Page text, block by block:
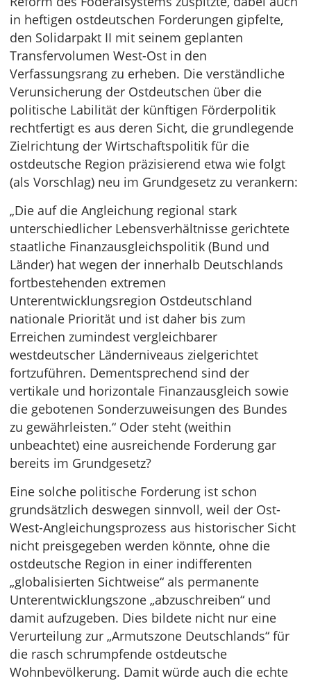
in heftigen ostdeutschen Forderungen gipfelte,
den Solidarpakt II mit seinem geplanten
Transfervolumen West-Ost in den
Verfassungsrang zu erheben. Die verständliche
Verunsicherung der Ostdeutschen über die
politische Labilität der künftigen Förderpolitik
rechtfertigt es aus deren Sicht, die grundlegende
Zielrichtung der Wirtschaftspolitik für die
ostdeutsche Region präzisierend etwa wie folgt
(als Vorschlag) neu im Grundgesetz zu verankern:
„Die auf die Angleichung regional stark
unterschiedlicher Lebensverhältnisse gerichtete
staatliche Finanzausgleichspolitik (Bund und
Länder) hat wegen der innerhalb Deutschlands
fortbestehenden extremen
Unterentwicklungsregion Ostdeutschland
nationale Priorität und ist daher bis zum
Erreichen zumindest vergleichbarer
westdeutscher Länderniveaus zielgerichtet
fortzuführen. Dementsprechend sind der
vertikale und horizontale Finanzausgleich sowie
die gebotenen Sonderzuweisungen des Bundes
zu gewährleisten.“ Oder steht (weithin
unbeachtet) eine ausreichende Forderung gar
bereits im Grundgesetz?
Eine solche politische Forderung ist schon
grundsätzlich deswegen sinnvoll, weil der Ost-
West-Angleichungsprozess aus historischer Sicht
nicht preisgegeben werden könnte, ohne die
ostdeutsche Region in einer indifferenten
„globalisierten Sichtweise“ als permanente
Unterentwicklungszone „abzuschreiben“ und
damit aufzugeben. Dies bildete nicht nur eine
Verurteilung zur „Armutszone Deutschlands“ für
die rasch schrumpfende ostdeutsche
Wohnbevölkerung. Damit würde auch die echte